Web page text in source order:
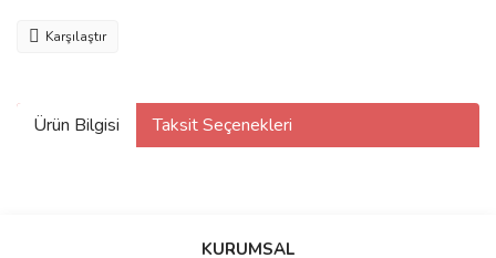
Karşılaştır
Ürün Bilgisi Taksit Seçenekleri
KURUMSAL